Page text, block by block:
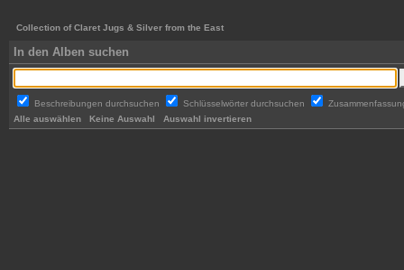
Collection of Claret Jugs & Silver from the East
In den Alben suchen
Beschreibungen durchsuchen Schlüsselwörter durchsuchen
Alle auswählen
Keine Auswahl Auswahl invertieren